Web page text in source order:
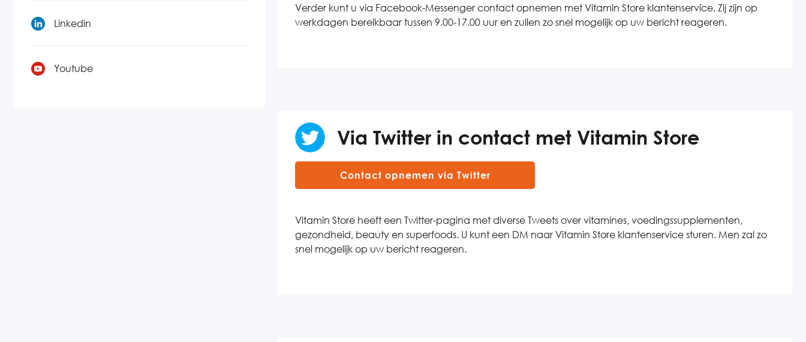
Linkedin
Youtube
Verder kunt u via Facebook-Messenger contact opnemen met Vitamin Store klantenservice. Zij zijn op
werkdagen bereikbaar tussen 9.00-17.00 uur en zullen zo snel mogelijk op uw bericht reageren.
Via Twitter in contact met Vitamin Store
Contact opnemen via Twitter
Vitamin Store heeft een Twitter-pagina met diverse Tweets over vitamines, voedingssupplementen,
gezondheid, beauty en superfoods. U kunt een DM naar Vitamin Store klantenservice sturen. Men zal zo
snel mogelijk op uw bericht reageren.